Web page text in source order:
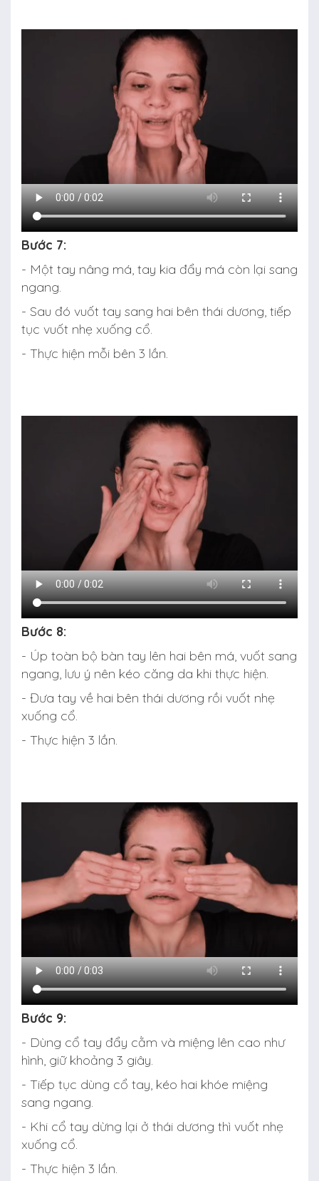
Bước 7:
- Một tay nâng má, tay kia đẩy má còn lại sang
ngang.
- Sau đó vuốt tay sang hai bên thái dương, tiếp
tục vuốt nhẹ xuống cổ.
- Thực hiện mỗi bên 3 lần.
Bước 8:
- Úp toàn bộ bàn tay lên hai bên má, vuốt sang
ngang, lưu ý nên kéo căng da khi thực hiện.
- Đưa tay về hai bên thái dương rồi vuốt nhẹ
xuống cổ.
- Thực hiện 3 lần.
Bước 9:
- Dùng cổ tay đẩy cằm và miệng lên cao như
hình, giữ khoảng 3 giây.
- Tiếp tục dùng cổ tay, kéo hai khóe miệng
sang ngang.
- Khi cổ tay dừng lại ở thái dương thì vuốt nhẹ
xuống cổ.
- Thực hiện 3 lần.